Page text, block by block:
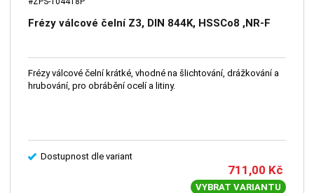
Frézy válcové čelní Z3, DIN 844K, HSSCo8 ,NR-F
Frézy válcové čelní krátké, vhodné na šlichtování, drážkování a
hrubování, pro obrábění ocelí a litiny.
Dostupnost dle variant
711,00 Kč
VYBRAT VARIANTU